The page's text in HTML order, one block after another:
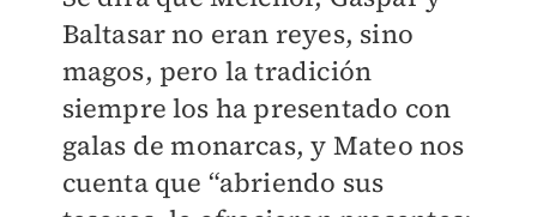
Baltasar no eran reyes, sino
magos, pero la tradición
siempre los ha presentado con
galas de monarcas, y Mateo nos
cuenta que “abriendo sus